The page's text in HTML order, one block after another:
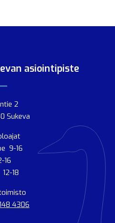
asiointipiste
2
Sukeva
9-16
16
18
4306